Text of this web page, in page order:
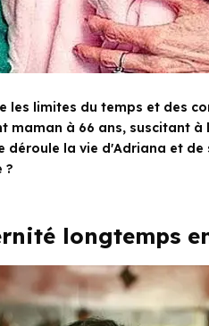
les limites du temps et des
maman à 66 ans, suscitant
déroule la vie d'Adriana et
?
longtemps